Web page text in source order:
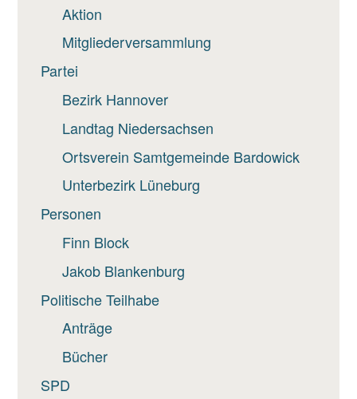
Aktion
Mitgliederversammlung
Partei
Bezirk Hannover
Landtag Niedersachsen
Ortsverein Samtgemeinde Bardowick
Unterbezirk Lüneburg
Personen
Finn Block
Jakob Blankenburg
Politische Teilhabe
Anträge
Bücher
SPD